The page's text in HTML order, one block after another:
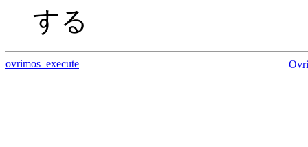
する
ovrimos_execute